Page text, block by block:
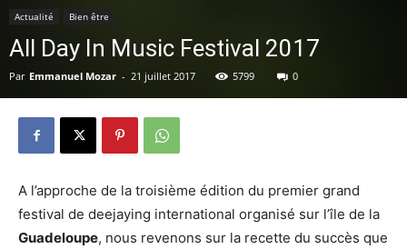
Actualité Bien être
All Day In Music Festival 2017
Par Emmanuel Mozar - 21 juillet 2017 5799 0
A l’approche de la troisième édition du premier grand
festival de deejaying international organisé sur l’île de la
Guadeloupe, nous revenons sur la recette du succès que